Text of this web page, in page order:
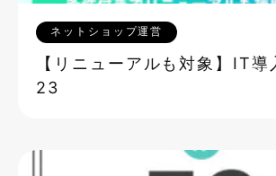
ネットショップ運営
【リニューアルも対象】IT
23